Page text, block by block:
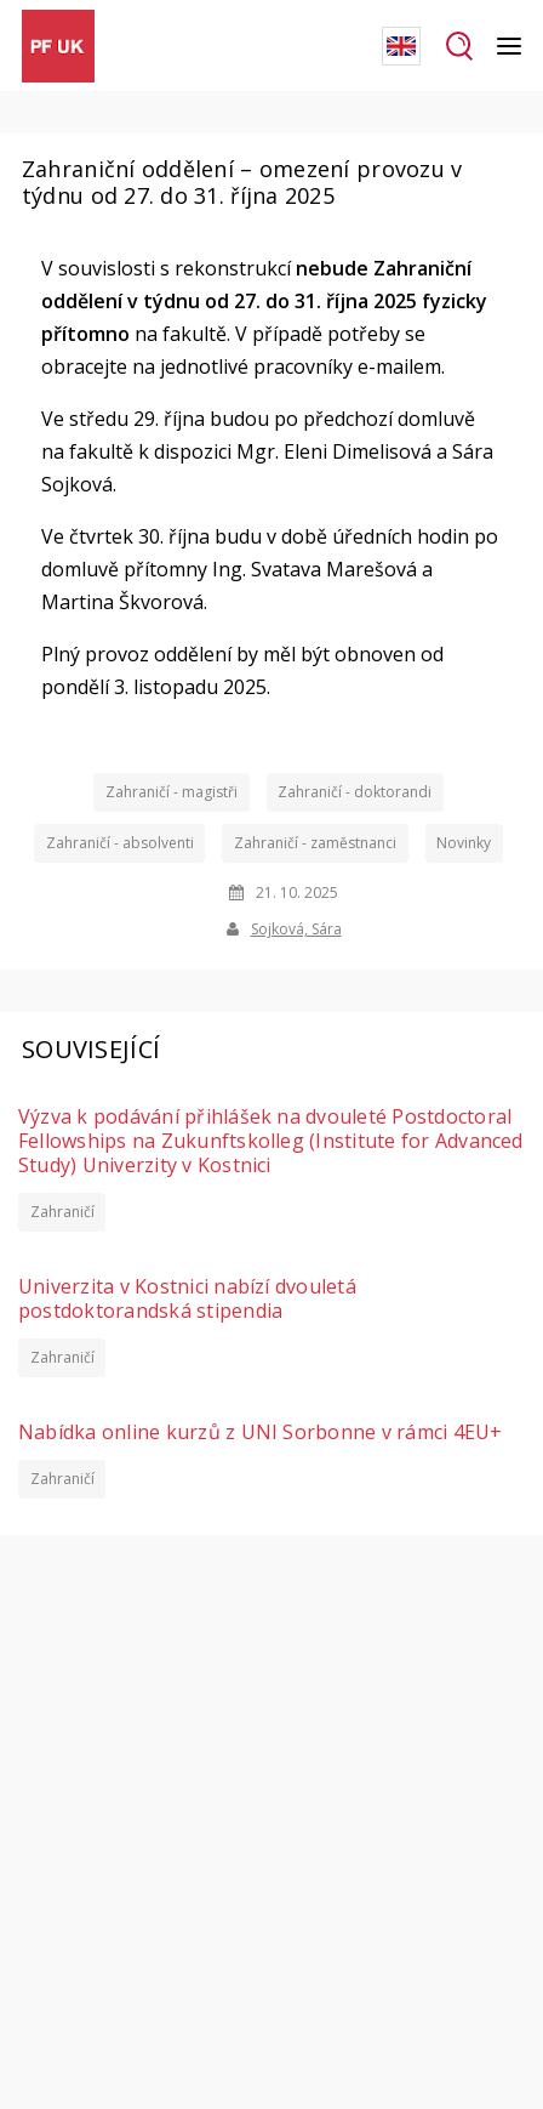
Zahraniční oddělení – omezení provozu v
týdnu od 27. do 31. října 2025
V souvislosti s rekonstrukcínebude Zahraniční
oddělení v týdnu od 27. do 31. října 2025 fyzicky
přítomno na fakultě. V případě potřeby se
obracejte na jednotlivé pracovníky e-mailem.
Ve středu 29. října budou po předchozí domluvě
na fakultě k dispozici Mgr. Eleni Dimelisová a Sára
Sojková.
Ve čtvrtek 30. října budu v době úředních hodin po
domluvě přítomny Ing. Svatava Marešová a
Martina Škvorová.
Plný provoz oddělení by měl být obnoven od
pondělí 3. listopadu 2025.
Zahraničí - magistři Zahraničí - doktorandi
Zahraničí - absolventi Zahraničí - zaměstnanci Novinky
21. 10. 2025
Sojková, Sára
SOUVISEJÍCÍ
Výzva k podávání přihlášek na dvouleté Postdoctoral
Fellowships na Zukunftskolleg (Institute for Advanced
Study) Univerzity v Kostnici
Zahraničí
Univerzita v Kostnici nabízí dvouletá
postdoktorandská stipendia
Zahraničí
Nabídka online kurzů z UNI Sorbonne v rámci 4EU+
Zahraničí